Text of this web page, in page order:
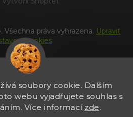
soubory cookie. Dalším
webu vyjadřujete souhlas s
Více informací zde.
. Všechna práva vyhrazena. Upravit
cookies